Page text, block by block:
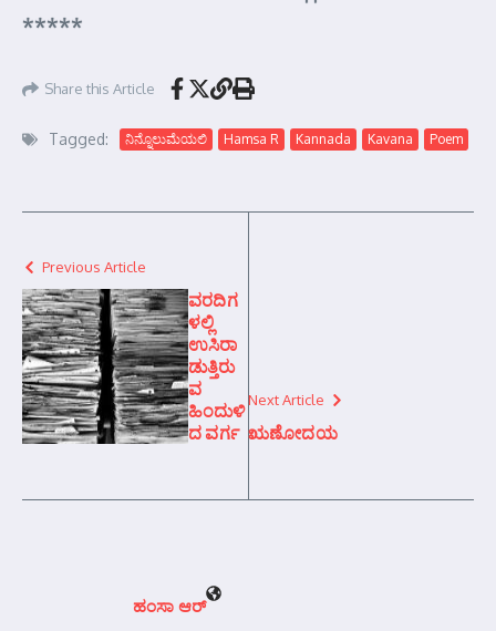
*****
Share this Article
Tagged: ನಿನ್ನೊಲುಮೆಯಲಿ Hamsa R Kannada Kavana Poem
Previous Article
ವರದಿಗ
ಳಲ್ಲಿ
ಉಸಿರಾ
ಡುತ್ತಿರು
ವ
ಹಿಂದುಳಿ
ದ ವರ್ಗ
Next Article
ಋಣೋದಯ
ಹಂಸಾ ಆರ್‍